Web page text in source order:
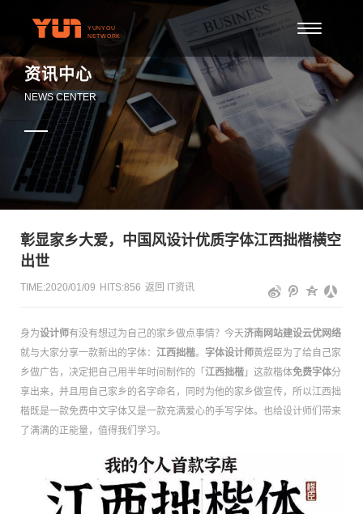
资讯中心
NEWS CENTER
彰显家乡大爱，中国风设计优质字体江西拙楷横空
出世
TIME:2020/01/09 HITS:856 返回 IT资讯
身为设计师有没有想过为自己的家乡做点事情？今天济南网站建设云优网络
就与大家分享一款新出的字体： 江西拙楷。 字体设计师黄煜臣为了给自己家
乡做广告，决定把自己用半年时间制作的「 江西拙楷 」这款楷体免费字体分
享出来，并且用自己家乡的名字命名，同时为他的家乡做宣传，所以江西拙
楷既是一款免费中文字体又是一款充满爱心的手写字体。也给设计师们带来
了满满的正能量，值得我们学习。